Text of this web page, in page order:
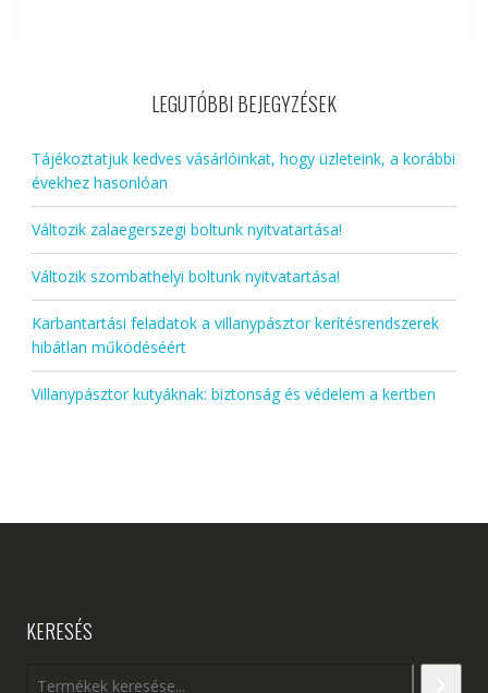
LEGUTÓBBI BEJEGYZÉSEK
Tájékoztatjuk kedves vásárlóinkat, hogy üzleteink, a korábbi
évekhez hasonlóan
Változik zalaegerszegi boltunk nyitvatartása!
Változik szombathelyi boltunk nyitvatartása!
Karbantartási feladatok a villanypásztor kerítésrendszerek
hibátlan működéséért
Villanypásztor kutyáknak: biztonság és védelem a kertben
KERESÉS